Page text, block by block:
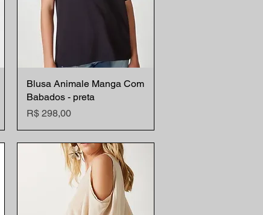
Visualização rápida
Blusa Animale Manga Com
Babados - preta
Preço
R$ 298,00